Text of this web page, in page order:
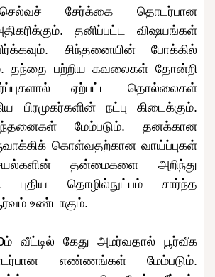
செல்வச் சேர்க்கை தொடர்பான
தனிப்பட்ட விஷயங்கள்
சிந்தனையின் போக்கில்
தந்தை பற்றிய கவலைகள் தோன்றி
ஏற்பட்ட தொல்லைகள்
பிரமுகர்களின் நட்பு கிடைக்கும்.
மேம்படும். தனக்கான
கொள்வதற்கான வாய்ப்புகள்
தன்மைகளை அறிந்து
புதிய தொழில்நுட்பம் சார்ந்த
உண்டாகும்.
வீட்டில் கேது அமர்வதால் பூர்வீக
எண்ணங்கள் மேம்படும்.